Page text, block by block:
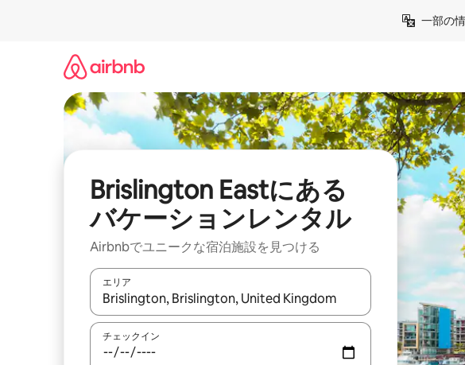
一部の
Brislington Eastにある
バケーションレンタル
Airbnbでユニークな宿泊施設を見つける
エリア
検索結果が表示されたら、上下の矢印キーを使って移動するか、画面
チェックイン